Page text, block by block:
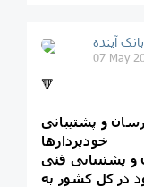
بانک آینده
07 May
🔻
و پشتیبانی
خودپردازها
و پشتیبانی فنی
در کل کشور به